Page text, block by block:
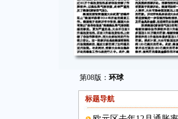
第08版： 环球
标题导航